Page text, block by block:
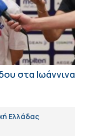
στα Ιωάννινα
Ελλάδας